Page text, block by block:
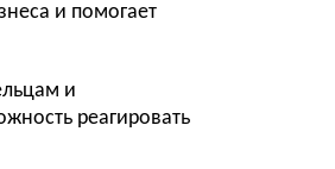
и помогает
и
реагировать